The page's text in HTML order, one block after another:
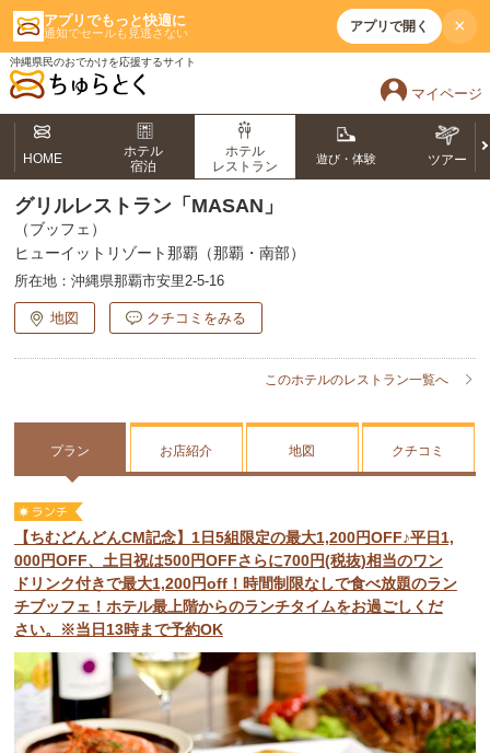
アプリでもっと快適に
通知でセールも見逃さない アプリで開く ×
沖縄県民のおでかけを応援するサイト
マイページ
HOME
ホテル
宿泊
ホテル
レストラン
遊び・体験 ツアー
グリルレストラン「MASAN」
（ブッフェ）
ヒューイットリゾート那覇（那覇・南部）
所在地： 沖縄県那覇市安里2-5-16
地図 クチコミをみる
このホテルのレストラン一覧へ
プラン お店紹介 地図 クチコミ
【ちむどんどんCM記念】1日5組限定の最大1,200円OFF♪平日1,
000円OFF、土日祝は500円OFFさらに700円(税抜)相当のワン
ドリンク付きで最大1,200円off！時間制限なしで食べ放題のラン
チブッフェ！ホテル最上階からのランチタイムをお過ごしくだ
さい。※当日13時まで予約OK